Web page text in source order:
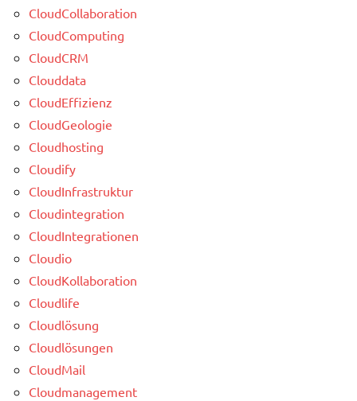
CloudCollaboration
CloudComputing
CloudCRM
Clouddata
CloudEffizienz
CloudGeologie
Cloudhosting
Cloudify
CloudInfrastruktur
Cloudintegration
CloudIntegrationen
Cloudio
CloudKollaboration
Cloudlife
Cloudlösung
Cloudlösungen
CloudMail
Cloudmanagement